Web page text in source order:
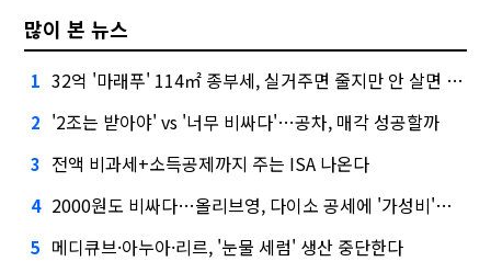
많이 본 뉴스
1 32억 '마래푸' 114㎡ 종부세, 실거주면 줄지만 안 살면 2.5배
2 '2조는 받아야' vs '너무 비싸다'…공차, 매각 성공할까
3 전액 비과세+소득공제까지 주는 ISA 나온다
4 2000원도 비싸다…올리브영, 다이소 공세에 '가성비'로 맞불
5 메디큐브·아누아·리르, '눈물 세럼' 생산 중단한다